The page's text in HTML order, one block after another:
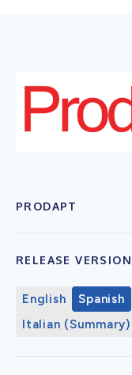
PRODAPT
RELEASE
English Spanish
Italian (Summary)